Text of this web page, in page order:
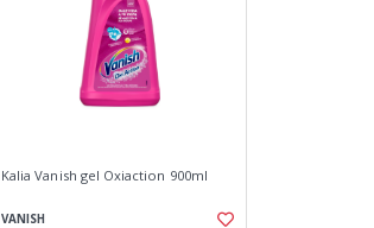
Kalia Vanish gel Oxiaction 900ml
VANISH